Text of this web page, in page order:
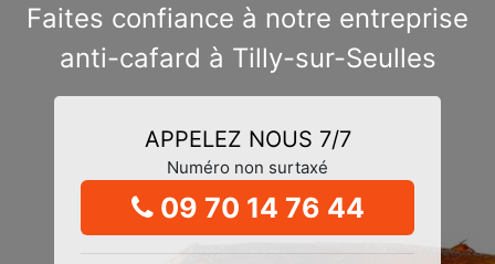
Faites confiance à notre entreprise
anti-cafard à Tilly-sur-Seulles
APPELEZ NOUS 7/7
Numéro non surtaxé
09 70 14 76 44